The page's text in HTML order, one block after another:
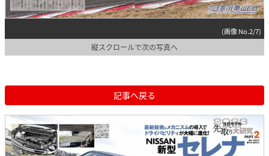
(画像 No.2/7)
縦スクロールで次の写真へ
記事へ戻る